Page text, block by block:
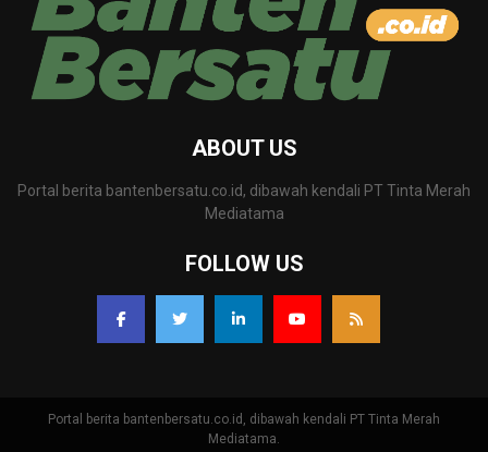
ABOUT US
Portal berita bantenbersatu.co.id, dibawah kendali PT Tinta Merah
Mediatama
FOLLOW US
Portal berita bantenbersatu.co.id, dibawah kendali PT Tinta Merah
Mediatama.